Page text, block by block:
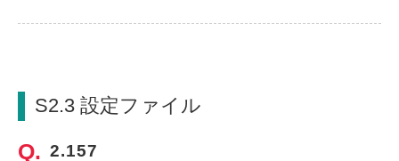
S2.3 設定ファイル
2.157